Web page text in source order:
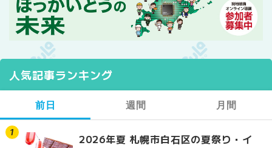
人気記事ランキング
前日
2026年夏 札幌市白石区の夏祭り・イ
週間
2026年夏 札幌市西区
月間
【2026年最新】札幌